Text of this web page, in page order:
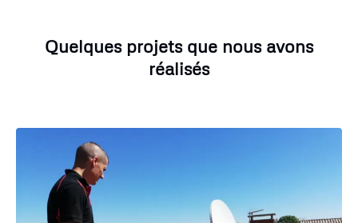
Quelques projets que nous avons
réalisés